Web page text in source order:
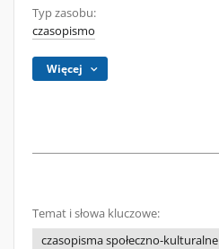
Typ zasobu:
czasopismo
Więcej
Temat i słowa kluczowe:
czasopisma społeczno-kulturalne